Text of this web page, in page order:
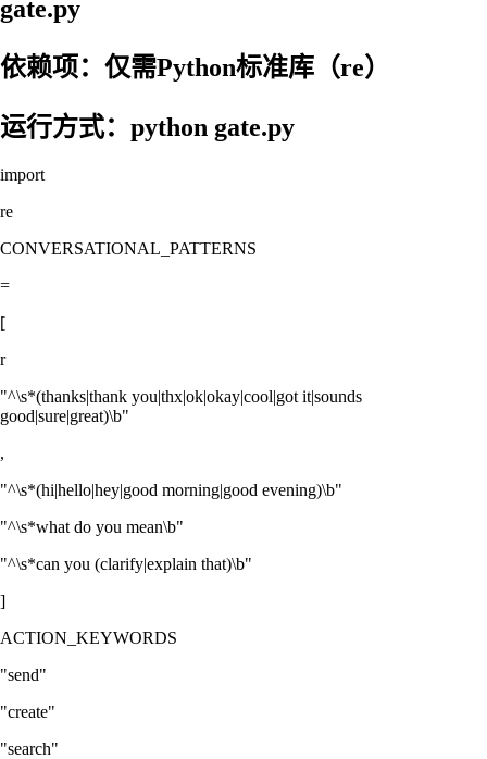
gate.py
依赖项：仅需Python标准库（re）
运行方式：python gate.py
import
re
CONVERSATIONAL_PATTERNS
=
[
r
"^\s*(thanks|thank you|thx|ok|okay|cool|got it|sounds
good|sure|great)\b"
,
"^\s*(hi|hello|hey|good morning|good evening)\b"
"^\s*what do you mean\b"
"^\s*can you (clarify|explain that)\b"
]
ACTION_KEYWORDS
"send"
"create"
"search"